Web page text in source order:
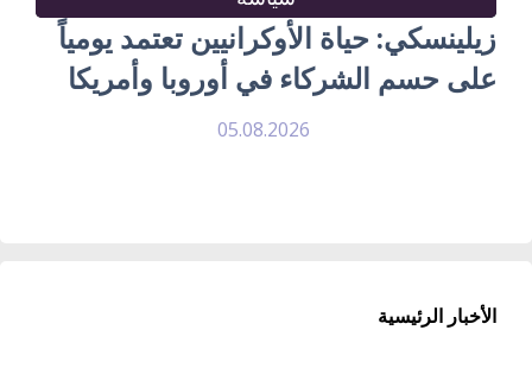
زيلينسكي: حياة الأوكرانيين تعتمد يومياً
على حسم الشركاء في أوروبا وأمريكا
05.08.2026
الأخبار الرئيسية